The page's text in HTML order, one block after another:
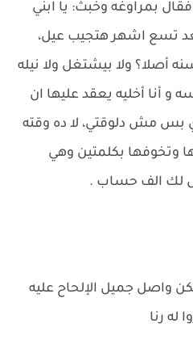
بمراوغه وخبث: يا ابني
تسع اشهر هتجيب عيل،
أصلا؟ ولا بيشتغل ولا نيله
و أنا أخليه يعقد عليها ان
بس مش دلوقتي، لا ده وقته
وتخوفها بكلمتين وهي
لك الف حساب .
واصل جميل الإلحاح عليه
له رنا